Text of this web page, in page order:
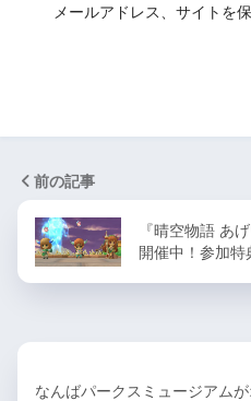
メールアドレス、サイトを保
前の記事
『晴空物語 あ
開催中！参加
なんばパークスミュージアム